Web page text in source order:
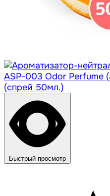
Быстрый просмотр